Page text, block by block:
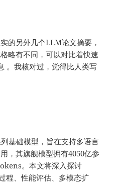
的另外几个LLM论文摘要，
略有不同，可以对比着快速
。我核对过，觉得比人类写
基础模型，旨在支持多语言
，其旗舰模型拥有4050亿参
。本文将深入探讨
程、性能评估、多模态扩